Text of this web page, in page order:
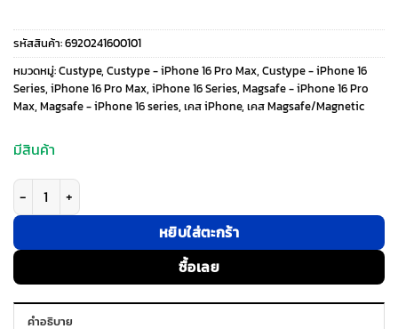
price
was:
1,590 ฿.
price
is:
490 ฿.
รหัสสินค้า:6920241600101
หมวดหมู่:Custype, Custype - iPhone 16 Pro Max, Custype - iPhone 16
Series, iPhone 16 Pro Max, iPhone 16 Series, Magsafe - iPhone 16 Pro
Max, Magsafe - iPhone 16 series, เคส iPhone, เคส Magsafe/Magnetic
มีสินค้า
จำนวน Custype รุ่น Magnetic Wireless Charging Phone Case with
หยิบใส่ตะกร้า
ซื้อเลย
คำอธิบาย